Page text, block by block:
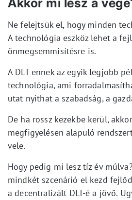
Akkor mi lesz a
Ne felejtsük el, hogy minden
A technológia eszköz lehet a
önmegsemmisítésre is.
A DLT ennek az egyik legjobb
technológia, ami
utat nyithat a szabadság, a
De ha rossz kezekbe kerül,
megfigyelésen alapuló
vele.
Hogy pedig mi lesz tíz év
mindkét szcenárió el kezd
a decentralizált DLT-é a jövő.